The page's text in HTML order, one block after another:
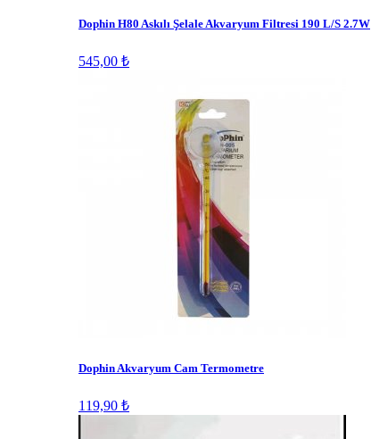
Dophin H80 Askılı Şelale Akvaryum Filtresi 190 L/S 2.7W
545,00 ₺
Dophin Akvaryum Cam Termometre
119,90 ₺